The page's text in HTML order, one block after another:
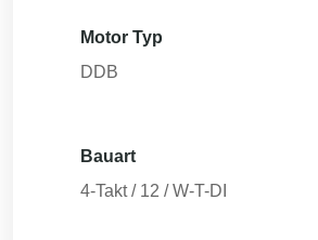
Motor Typ
DDB
Bauart
4-Takt / 12 / W-T-DI